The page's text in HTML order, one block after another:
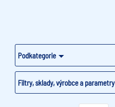
Podkategorie
Filtry, sklady, výrobce a parametry